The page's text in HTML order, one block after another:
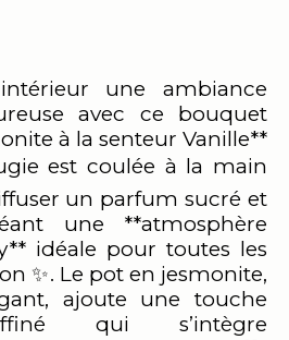
une ambiance
avec ce bouquet
à la senteur Vanille**
est coulée à la main
un parfum sucré et
une **atmosphère
idéale pour toutes les
✨. Le pot en jesmonite,
ajoute une touche
qui s’intègre